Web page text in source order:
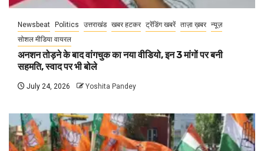
Newsbeat Politics उत्तराखंड खबर हटकर ट्रेंडिंग खबरें ताज़ा ख़बर न्यूज़
सोशल मीडिया वायरल
अनशन तोड़ने के बाद वांगचुक का नया वीडियो, इन 3 मांगों पर बनी
सहमति, स्वाद पर भी बोले
July 24, 2026 Yoshita Pandey